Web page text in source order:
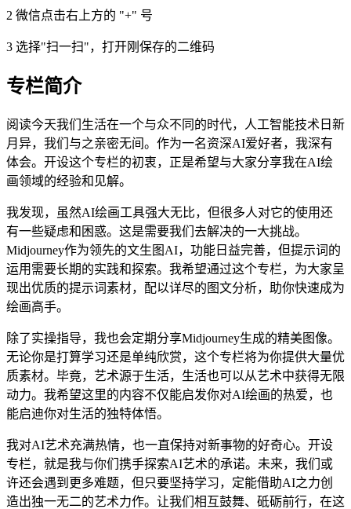
2 微信点击右上方的 "+" 号
3 选择"扫一扫"，打开刚保存的二维码
专栏简介
阅读今天我们生活在一个与众不同的时代，人工智能技术日新
月异，我们与之亲密无间。作为一名资深AI爱好者，我深有
体会。开设这个专栏的初衷，正是希望与大家分享我在AI绘
画领域的经验和见解。
我发现，虽然AI绘画工具强大无比，但很多人对它的使用还
有一些疑虑和困惑。这是需要我们去解决的一大挑战。
Midjourney作为领先的文生图AI，功能日益完善，但提示词的
运用需要长期的实践和探索。我希望通过这个专栏，为大家呈
现出优质的提示词素材，配以详尽的图文分析，助你快速成为
绘画高手。
除了实操指导，我也会定期分享Midjourney生成的精美图像。
无论你是打算学习还是单纯欣赏，这个专栏将为你提供大量优
质素材。毕竟，艺术源于生活，生活也可以从艺术中获得无限
动力。我希望这里的内容不仅能启发你对AI绘画的热爱，也
能启迪你对生活的独特体悟。
我对AI艺术充满热情，也一直保持对新事物的好奇心。开设
专栏，就是我与你们携手探索AI艺术的承诺。未来，我们或
许还会遇到更多难题，但只要坚持学习，定能借助AI之力创
造出独一无二的艺术力作。让我们相互鼓舞、砥砺前行，在这